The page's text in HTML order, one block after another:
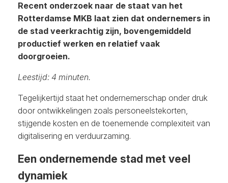
Recent onderzoek naar de staat van het
Rotterdamse MKB laat zien dat ondernemers in
de stad veerkrachtig zijn, bovengemiddeld
productief werken en relatief vaak
doorgroeien.
Leestijd: 4 minuten.
Tegelijkertijd staat het ondernemerschap onder druk
door ontwikkelingen zoals personeelstekorten,
stijgende kosten en de toenemende complexiteit van
digitalisering en verduurzaming.
Een ondernemende stad met veel
dynamiek